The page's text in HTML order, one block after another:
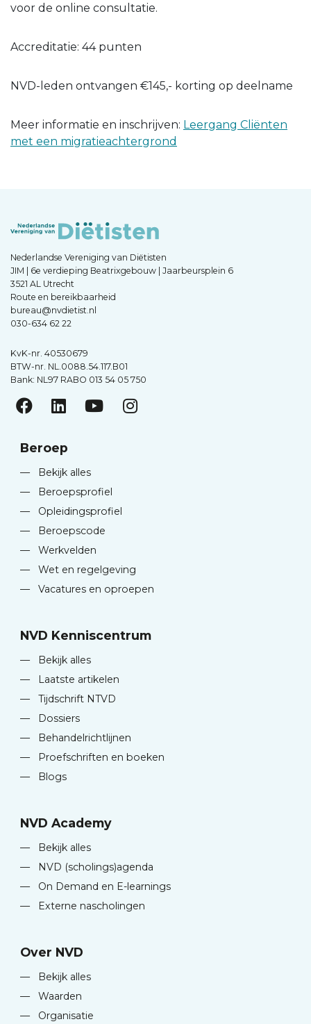
voor de online consultatie.
Accreditatie: 44 punten
NVD-leden ontvangen €145,- korting op deelname
Meer informatie en inschrijven: Leergang Cliënten
met een migratieachtergrond
Nederlandse Vereniging van Diëtisten
JIM | 6e verdieping Beatrixgebouw | Jaarbeursplein 6
3521 AL Utrecht
Route en bereikbaarheid
bureau@nvdietist.nl
030-634 62 22
KvK-nr. 40530679
BTW-nr. NL.0088.54.117.B01
Bank: NL97 RABO 013 54 05 750
Beroep
—
Bekijk alles
—
Beroepsprofiel
—
Opleidingsprofiel
—
Beroepscode
—
Werkvelden
—
Wet en regelgeving
—
Vacatures en oproepen
NVD Kenniscentrum
—
Bekijk alles
—
Laatste artikelen
—
Tijdschrift NTVD
—
Dossiers
—
Behandelrichtlijnen
—
Proefschriften en boeken
—
Blogs
NVD Academy
—
Bekijk alles
—
NVD (scholings)agenda
—
On Demand en E-learnings
—
Externe nascholingen
Over NVD
—
Bekijk alles
—
Waarden
—
Organisatie